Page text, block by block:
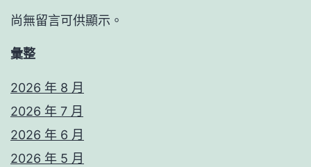
尚無留言可供顯示。
彙整
2026 年 8 月
2026 年 7 月
2026 年 6 月
2026 年 5 月